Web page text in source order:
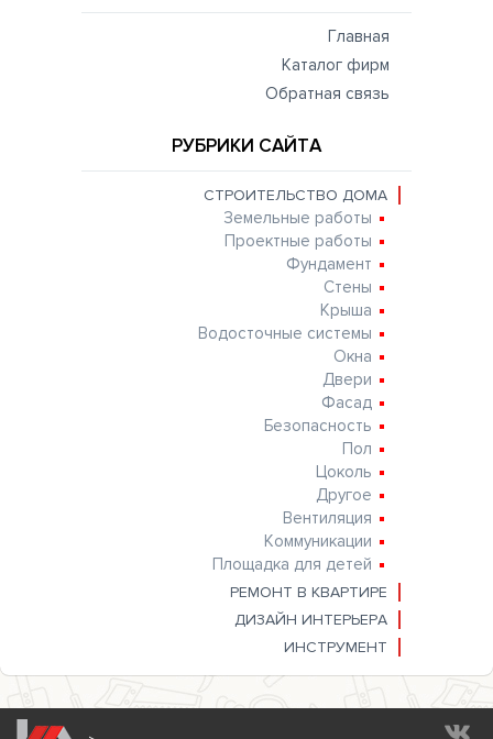
Главная
Каталог фирм
Обратная связь
РУБРИКИ САЙТА
СТРОИТЕЛЬСТВО ДОМА
Земельные работы
Проектные работы
Фундамент
Стены
Крыша
Водосточные системы
Окна
Двери
Фасад
Безопасность
Пол
Цоколь
Другое
Вентиляция
Коммуникации
Площадка для детей
РЕМОНТ В КВАРТИРЕ
ДИЗАЙН ИНТЕРЬЕРА
ИНСТРУМЕНТ